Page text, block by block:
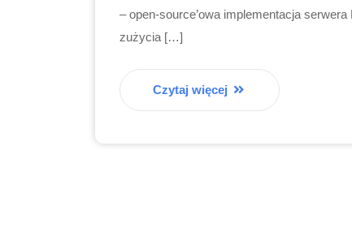
– open-source’owa implementacja
zużycia […]
Czytaj więcej